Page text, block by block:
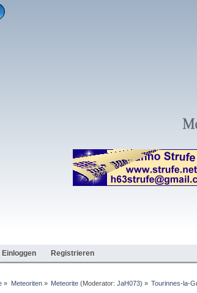
Einloggen Registrieren
» Meteoriten» Meteorite(Moderator: JaH073) » Tourinnes-la-